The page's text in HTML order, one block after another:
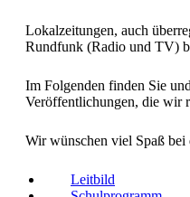
Lokalzeitungen, auch
Rundfunk (Radio und TV)
Im Folgenden finden Sie
Veröffentlichungen, die wir
Wir wünschen viel Spaß bei
Leitbild